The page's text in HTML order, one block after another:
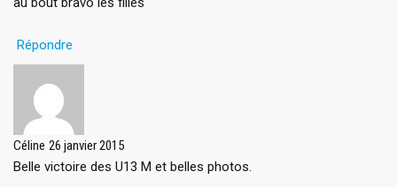
Répondre
Céline 26 janvier 2015
Belle victoire des U13 M et belles photos.